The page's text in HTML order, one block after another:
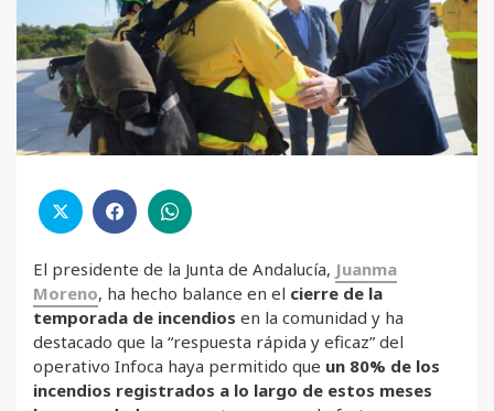
El presidente de la Junta de Andalucía, Juanma
Moreno, ha hecho balance en el cierre de la
temporada de incendios en la comunidad y ha
destacado que la “respuesta rápida y eficaz” del
operativo Infoca haya permitido que un 80% de los
incendios registrados a lo largo de estos meses